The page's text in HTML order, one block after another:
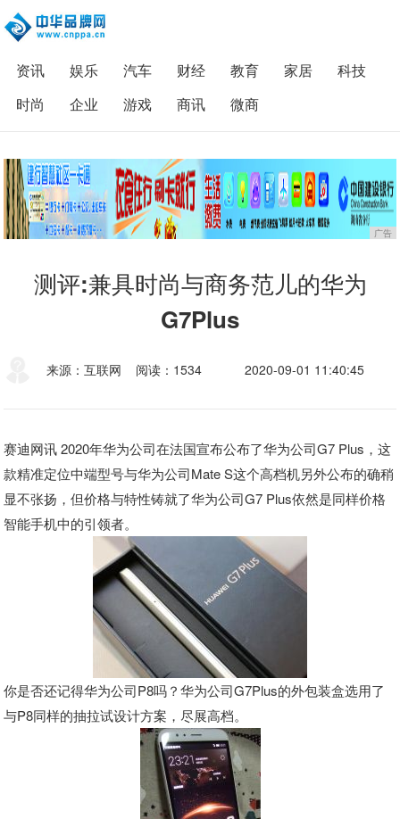
资讯 娱乐 汽车 财经 教育 家居
科技
时尚
企业 游戏 商讯 微商
广告
测评:兼具时尚与商务范儿的华为
G7Plus
来源：互联网 阅读：1534 2020-09-01 11:40:45
赛迪网讯 2020年华为公司在法国宣布公布了华为公司G7 Plus，这
款精准定位中端型号与华为公司Mate S这个高档机另外公布的确稍
显不张扬，但价格与特性铸就了华为公司G7 Plus依然是同样价格
智能手机中的引领者。
你是否还记得华为公司P8吗？华为公司G7Plus的外包装盒选用了
与P8同样的抽拉试设计方案，尽展高档。